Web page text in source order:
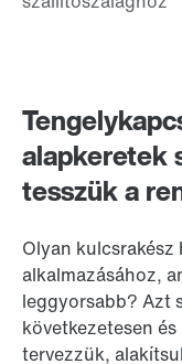
alapkeretek
tesszük a
Olyan kulcsrakész
alkalmazásához,
leggyorsabb? Azt
következetesen
tervezzük,